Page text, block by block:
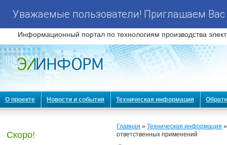
Уважаемые пользователи! Приглашаем
Информационный портал по технологиям производства
О проекте Новости и события Техническая информация
Скоро!
Главная » Техническая информация
ответственных применений